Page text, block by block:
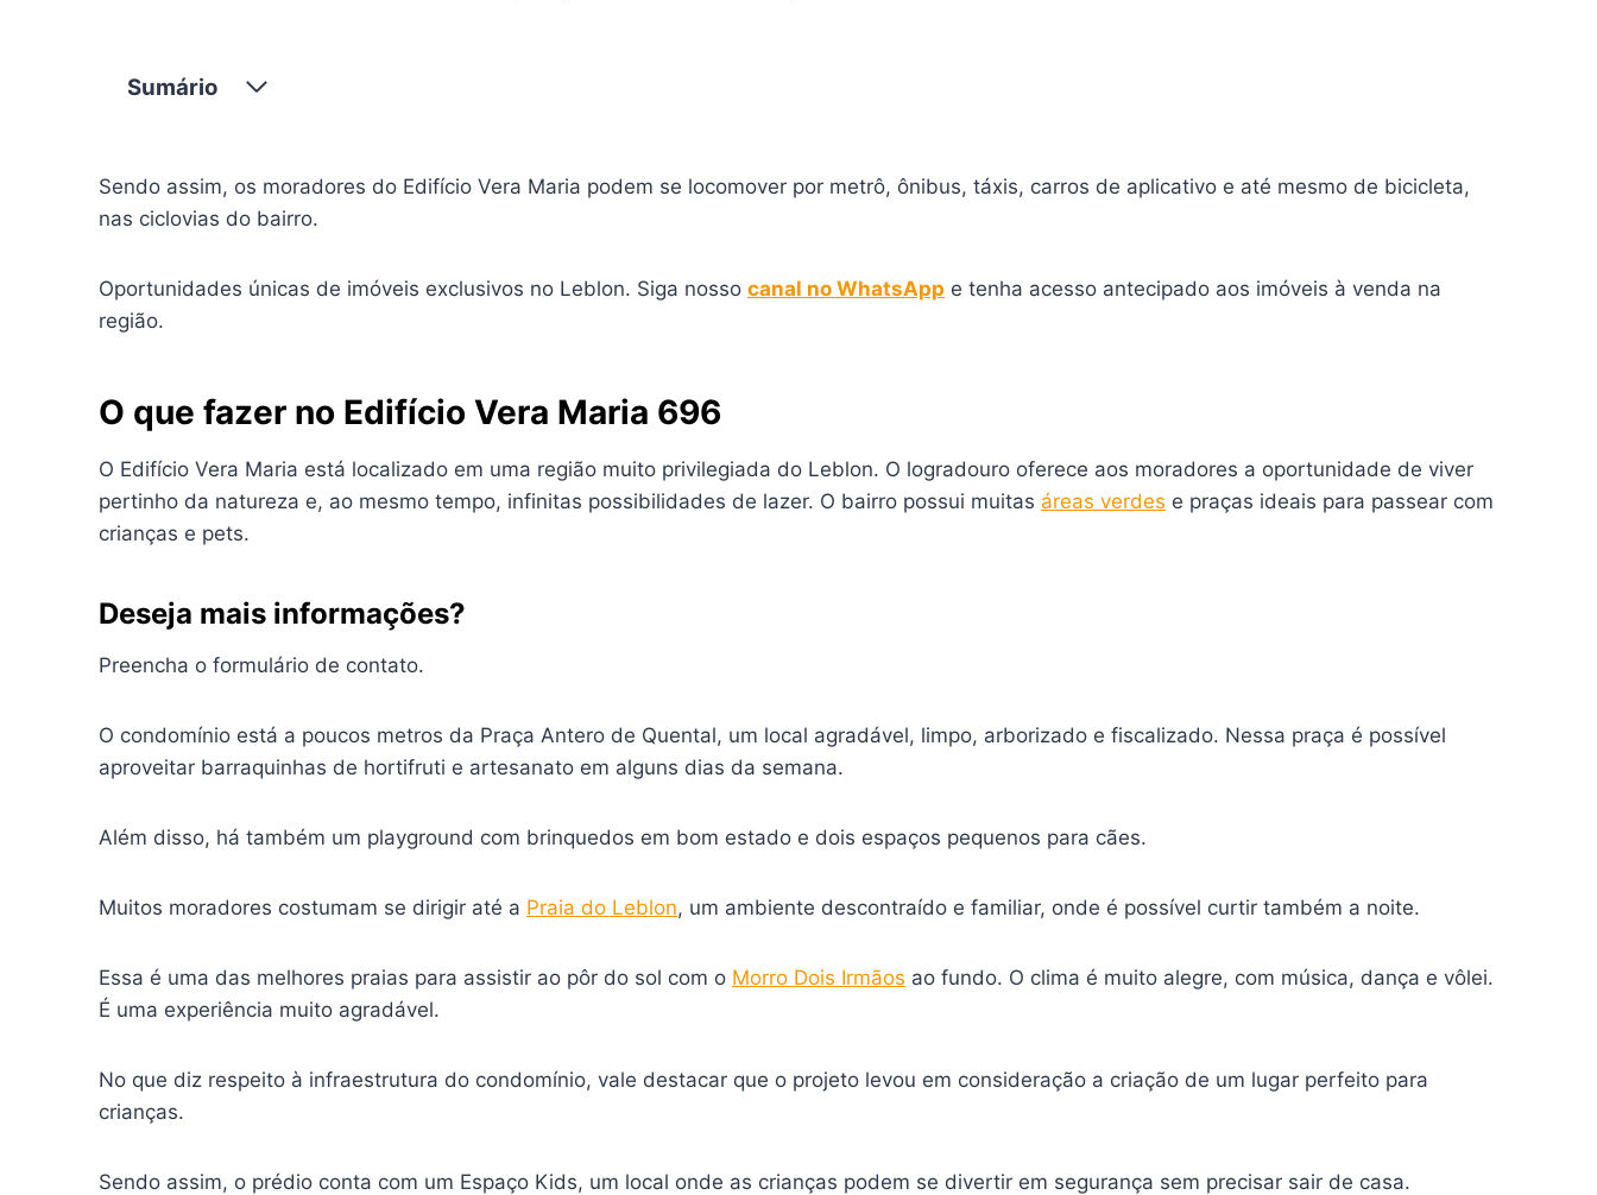
Sumário
Sendo assim, os moradores do Edifício Vera Maria podem se locomover por metrô, ônibus, táxis, carros de aplicativo e até mesmo de bicicleta,
nas ciclovias do bairro.
Oportunidades únicas de imóveis exclusivos no Leblon. Siga nosso canal no WhatsApp e tenha acesso antecipado aos imóveis à venda na
região.
O que fazer no Edifício Vera Maria 696
O Edifício Vera Maria está localizado em uma região muito privilegiada do Leblon. O logradouro oferece aos moradores a oportunidade de viver
pertinho da natureza e, ao mesmo tempo, infinitas possibilidades de lazer. O bairro possui muitas áreas verdes e praças ideais para passear com
crianças e pets.
Deseja mais informações?
Preencha o formulário de contato.
O condomínio está a poucos metros da Praça Antero de Quental, um local agradável, limpo, arborizado e fiscalizado. Nessa praça é possível
aproveitar barraquinhas de hortifruti e artesanato em alguns dias da semana.
Além disso, há também um playground com brinquedos em bom estado e dois espaços pequenos para cães.
Muitos moradores costumam se dirigir até a Praia do Leblon, um ambiente descontraído e familiar, onde é possível curtir também a noite.
Essa é uma das melhores praias para assistir ao pôr do sol com o Morro Dois Irmãos ao fundo. O clima é muito alegre, com música, dança e vôlei.
É uma experiência muito agradável.
No que diz respeito à infraestrutura do condomínio, vale destacar que o projeto levou em consideração a criação de um lugar perfeito para
crianças.
Sendo assim, o prédio conta com um Espaço Kids, um local onde as crianças podem se divertir em segurança sem precisar sair de casa.